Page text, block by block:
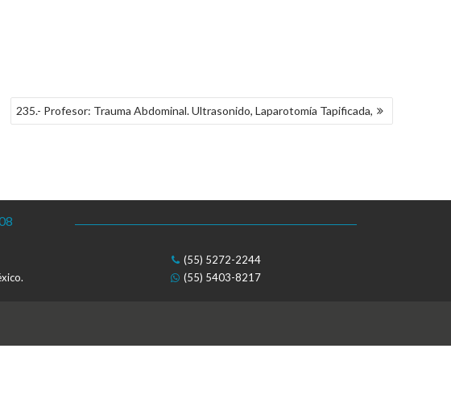
235.- Profesor: Trauma Abdominal. Ultrasonido, Laparotomía Tapificada,
(55) 5272-2244
(55) 5403-8217